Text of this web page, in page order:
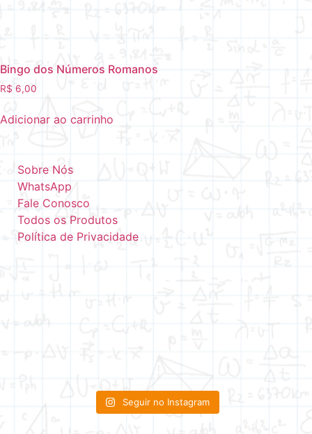
Bingo dos Números Romanos
R$ 6,00
Adicionar ao carrinho
Sobre Nós
WhatsApp
Fale Conosco
Todos os Produtos
Política de Privacidade
Seguir no Instagram